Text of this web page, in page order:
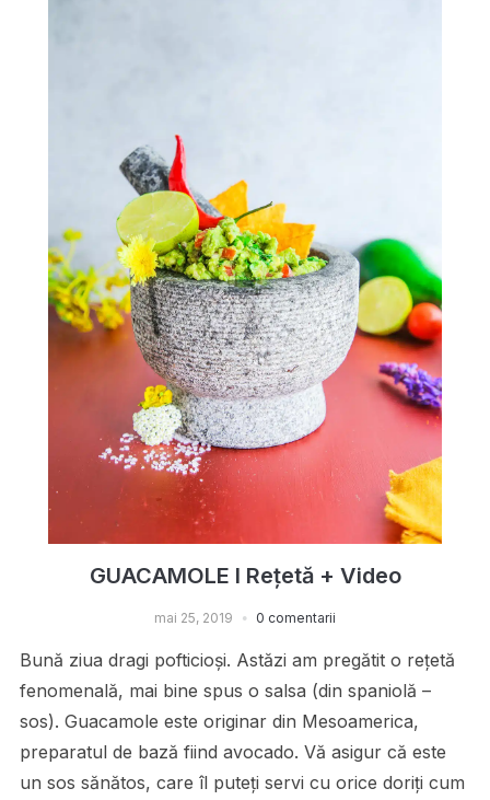
GUACAMOLE I Rețetă + Video
mai 25, 2019 0 comentarii
Bună ziua dragi pofticioși. Astăzi am pregătit o rețetă
fenomenală, mai bine spus o salsa (din spaniolă –
sos). Guacamole este originar din Mesoamerica,
preparatul de bază fiind avocado. Vă asigur că este
un sos sănătos, care îl puteți servi cu orice doriți cum